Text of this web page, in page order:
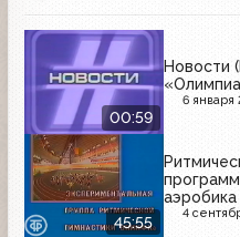
00:59
Новости
6 января
45:55
балетом
4